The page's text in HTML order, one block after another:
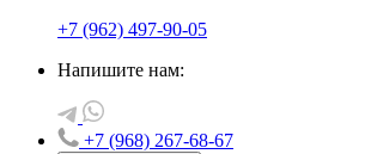
+7 (962) 497-90-05
Напишите нам:
+7 (968) 267-68-67